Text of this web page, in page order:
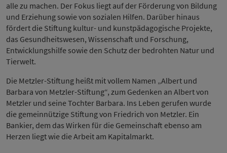
alle zu machen. Der Fokus liegt auf der Förderung von Bildung
und Erziehung sowie von sozialen Hilfen. Darüber hinaus
fördert die Stiftung kultur- und kunstpädagogische Projekte,
das Gesundheitswesen, Wissenschaft und Forschung,
Entwicklungshilfe sowie den Schutz der bedrohten Natur und
Tierwelt.
Die Metzler-Stiftung heißt mit vollem Namen „Albert und
Barbara von Metzler-Stiftung“, zum Gedenken an Albert von
Metzler und seine Tochter Barbara. Ins Leben gerufen wurde
die gemeinnützige Stiftung von Friedrich von Metzler. Ein
Bankier, dem das Wirken für die Gemeinschaft ebenso am
Herzen liegt wie die Arbeit am Kapitalmarkt.